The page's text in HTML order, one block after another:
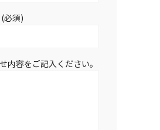
必須)
内容をご記入ください。